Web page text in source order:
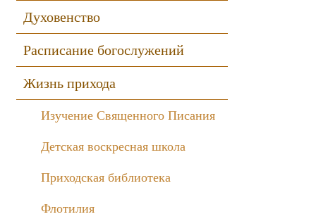
Духовенство
Расписание богослужений
Жизнь прихода
Изучение Священного Писания
Детская воскресная школа
Приходская библиотека
Флотилия